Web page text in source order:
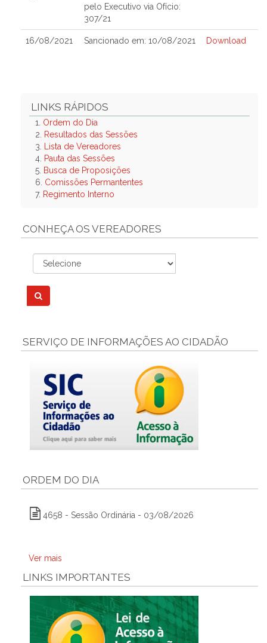
pelo Executivo via Ofício:
307/21
16/08/2021 Sancionado em: 10/08/2021 Download
LINKS RÁPIDOS
1. Ordem do Dia
2.
Resultados das Sessões
3.
Lista de Vereadores
4. Pauta das Sessões
5. Busca de Proposições
6. Comissões Permantentes
7. Regimento Interno
CONHEÇA OS VEREADORES
SERVIÇO DE INFORMAÇÕES AO CIDADÃO
ORDEM DO DIA
4658 - Sessão Ordinária - 03/08/2026
Ver mais
LINKS IMPORTANTES